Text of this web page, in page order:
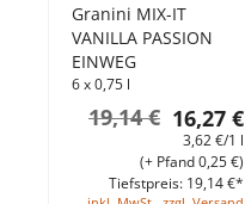
Granini MIX-IT
VANILLA PASSION
EINWEG
6 x 0,75 l
16,27 €
19,14 €
3,62 €/1 l
(+ Pfand 0,25 €)
Tiefstpreis: 19,14 €*